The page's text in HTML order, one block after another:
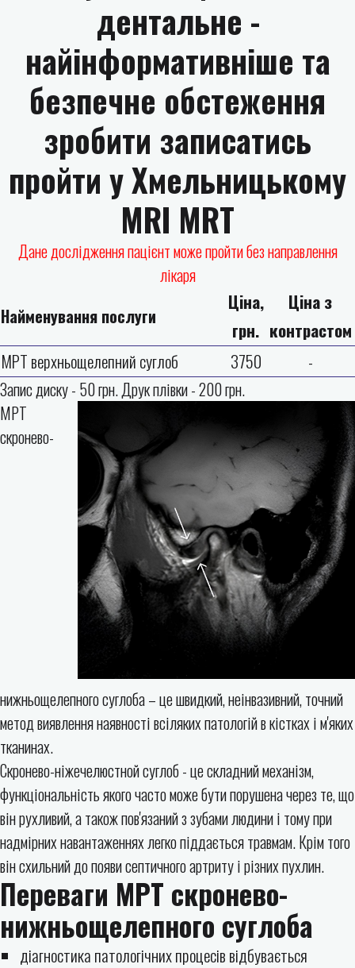
дентальне -
найінформативніше та
безпечне обстеження
зробити записатись
пройти у Хмельницькому
MRI MRT
Дане дослідження пацієнт може пройти без направлення
лікаря
Найменування послуги
Ціна,
грн.
Ціна з
контрастом
МРТ верхньощелепний суглоб
3750 -
Запис диску - 50 грн. Друк плівки - 200 грн.
МРТ
скронево-
нижньощелепного суглоба – це швидкий, неінвазивний, точний
метод виявлення наявності всіляких патологій в кістках і м'яких
тканинах.
Скронево-ніжечелюстной суглоб - це складний механізм,
функціональність якого часто може бути порушена через те, що
він рухливий, а також пов'язаний з зубами людини і тому при
надмірних навантаженнях легко піддається травмам. Крім того
він схильний до появи септичного артриту і різних пухлин.
Переваги МРТ скронево-
нижньощелепного суглоба
діагностика патологічних процесів відбувається